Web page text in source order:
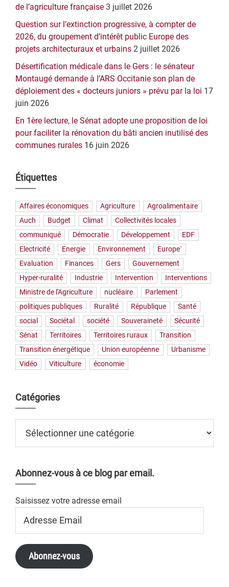
de l’agriculture française 3 juillet 2026
Question sur l’extinction progressive, à compter de
2026, du groupement d’intérêt public Europe des
projets architecturaux et urbains 2 juillet 2026
Désertification médicale dans le Gers : le sénateur
Montaugé demande à l’ARS Occitanie son plan de
déploiement des « docteurs juniors » prévu par la loi 17
juin 2026
En 1ère lecture, le Sénat adopte une proposition de loi
pour faciliter la rénovation du bâti ancien inutilisé des
communes rurales 16 juin 2026
Étiquettes
Affaires économiques Agriculture
Agroalimentaire
Auch
Budget Climat
Collectivités locales
communiqué
Démocratie Développement
EDF
Electricité
Energie Environnement
Europe`
Evaluation
Finances Gers
Gouvernement
Hyper-ruralité
Industrie Intervention
Interventions
Ministre de l'Agriculture
nucléaire
Parlement
politiques publiques
Ruralité République
Santé
social
Sociétal société Souveraineté
Sécurité
Sénat
Territoires Territoires ruraux
Transition
Transition énergétique
Union européenne
Urbanisme
Vidéo
Viticulture économie
Catégories
Abonnez-vous à ce blog par email.
Saisissez votre adresse email
Email
Abonnez-vous